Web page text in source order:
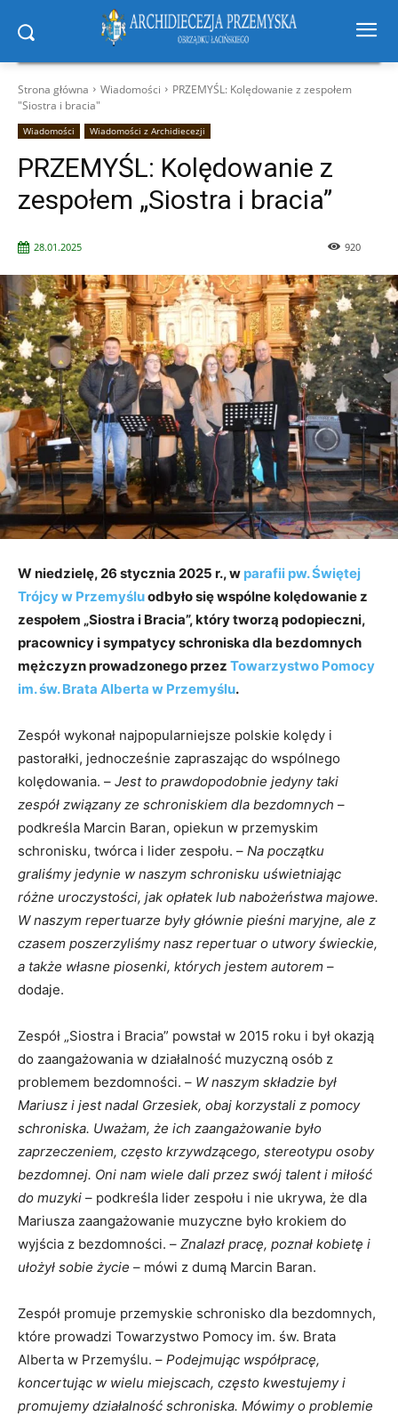
Strona główna Wiadomości
PRZEMYŚL: Kolędowanie z zespołem
"Siostra i bracia"
Wiadomości Wiadomości z Archidiecezji
PRZEMYŚL: Kolędowanie z
zespołem „Siostra i bracia”
28.01.2025 920
W niedzielę, 26 stycznia 2025 r., w parafii pw. Świętej
Trójcy w Przemyśluodbyło się wspólne kolędowanie z
zespołem „Siostra i Bracia”, który tworzą podopieczni,
pracownicy i sympatycy schroniska dla bezdomnych
mężczyzn prowadzonego przez Towarzystwo Pomocy
im. św. Brata Alberta w Przemyślu.
Zespół wykonał najpopularniejsze polskie kolędy i
pastorałki, jednocześnie zapraszając do wspólnego
kolędowania. – Jest to prawdopodobnie jedyny taki
zespół związany ze schroniskiem dla bezdomnych –
podkreśla Marcin Baran, opiekun w przemyskim
schronisku, twórca i lider zespołu. – Na początku
graliśmy jedynie w naszym schronisku uświetniając
różne uroczystości, jak opłatek lub nabożeństwa majowe.
W naszym repertuarze były głównie pieśni maryjne, ale z
czasem poszerzyliśmy nasz repertuar o utwory świeckie,
a także własne piosenki, których jestem autorem –
dodaje.
Zespół „Siostra i Bracia” powstał w 2015 roku i był okazją
do zaangażowania w działalność muzyczną osób z
problemem bezdomności. – W naszym składzie był
Mariusz i jest nadal Grzesiek, obaj korzystali z pomocy
schroniska. Uważam, że ich zaangażowanie było
zaprzeczeniem, często krzywdzącego, stereotypu osoby
bezdomnej. Oni nam wiele dali przez swój talent i miłość
do muzyki – podkreśla lider zespołu i nie ukrywa, że dla
Mariusza zaangażowanie muzyczne było krokiem do
wyjścia z bezdomności. – Znalazł pracę, poznał kobietę i
ułożył sobie życie – mówi z dumą Marcin Baran.
Zespół promuje przemyskie schronisko dla bezdomnych,
które prowadzi Towarzystwo Pomocy im. św. Brata
Alberta w Przemyślu. – Podejmując współpracę,
koncertując w wielu miejscach, często kwestujemy i
promujemy działalność schroniska. Mówimy o problemie